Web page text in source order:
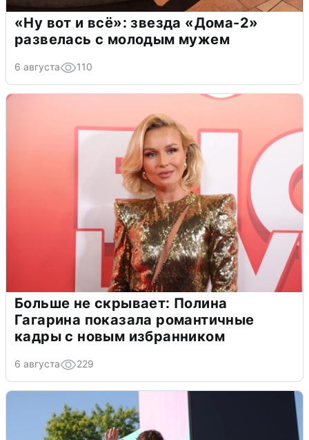
«Ну вот и всё»: звезда «Дома-2»
развелась с молодым мужем
6 августа 110
Больше не скрывает: Полина
Гагарина показала романтичные
кадры с новым избранником
6 августа 229